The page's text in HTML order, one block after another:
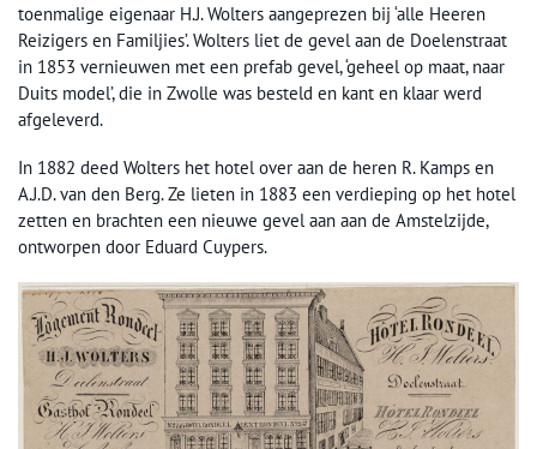
toenmalige eigenaar H.J. Wolters aangeprezen bij ‘alle Heeren
Reizigers en Familjies’. Wolters liet de gevel aan de Doelenstraat
in 1853 vernieuwen met een prefab gevel, ‘geheel op maat, naar
Duits model’, die in Zwolle was besteld en kant en klaar werd
afgeleverd.
In 1882 deed Wolters het hotel over aan de heren R. Kamps en
A.J.D. van den Berg. Ze lieten in 1883 een verdieping op het hotel
zetten en brachten een nieuwe gevel aan aan de Amstelzijde,
ontworpen door Eduard Cuypers.